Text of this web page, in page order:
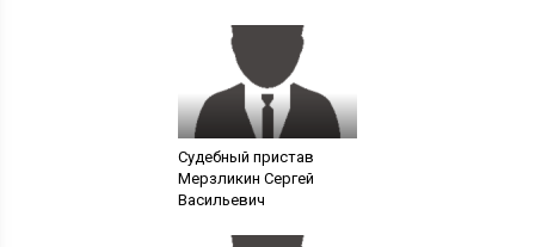
Судебный пристав
Мерзликин Сергей
Васильевич